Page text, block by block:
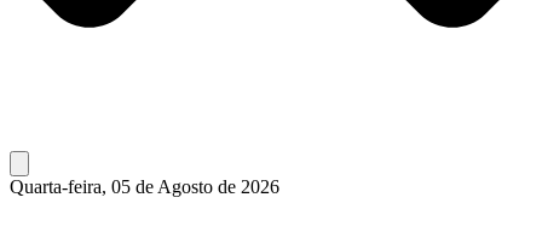
Quarta-feira, 05 de Agosto de 2026